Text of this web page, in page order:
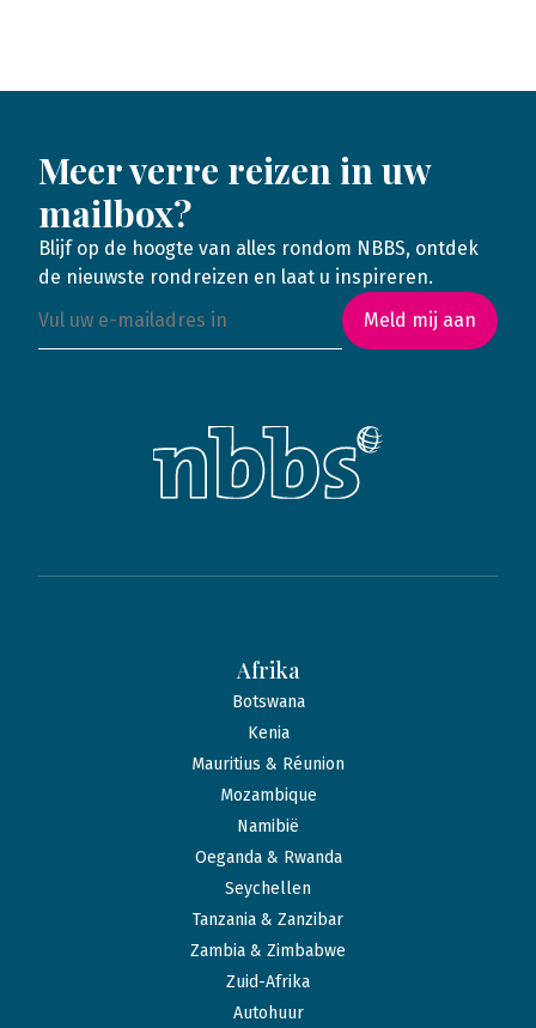
Meer verre reizen in uw
mailbox?
Blijf op de hoogte van alles rondom NBBS, ontdek
de nieuwste rondreizen en laat u inspireren.
Meld mij aan
Afrika
Botswana
Kenia
Mauritius & Réunion
Mozambique
Namibië
Oeganda & Rwanda
Seychellen
Tanzania & Zanzibar
Zambia & Zimbabwe
Zuid-Afrika
Autohuur